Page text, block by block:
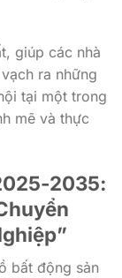
giúp các nhà
ra những
tại một trong
mẽ và thực
2035:
bất động sản